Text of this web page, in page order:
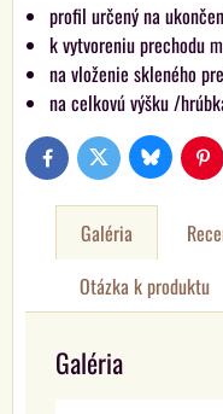
profil určený na
k vytvoreniu prechodu
na vloženie skleného
na celkovú výšku /
FacebookTwitter Bluesky
Galéria
Otázka k produktu
Galéria